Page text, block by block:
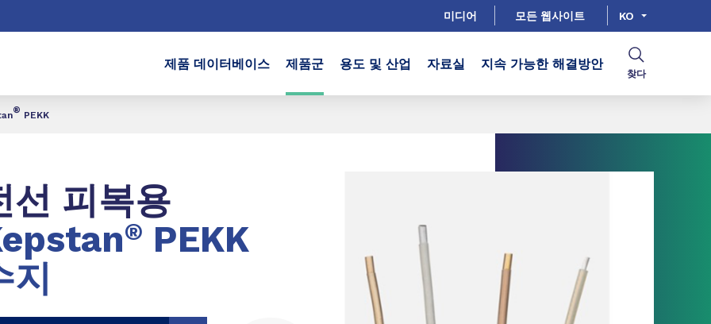
미디어 모든 웹사이트 KO
제품 데이터베이스 제품군 용도 및 산업 자료실 지속 가능한 해결방안
찾다
® PEKK
선 피복용
® PEKK
지